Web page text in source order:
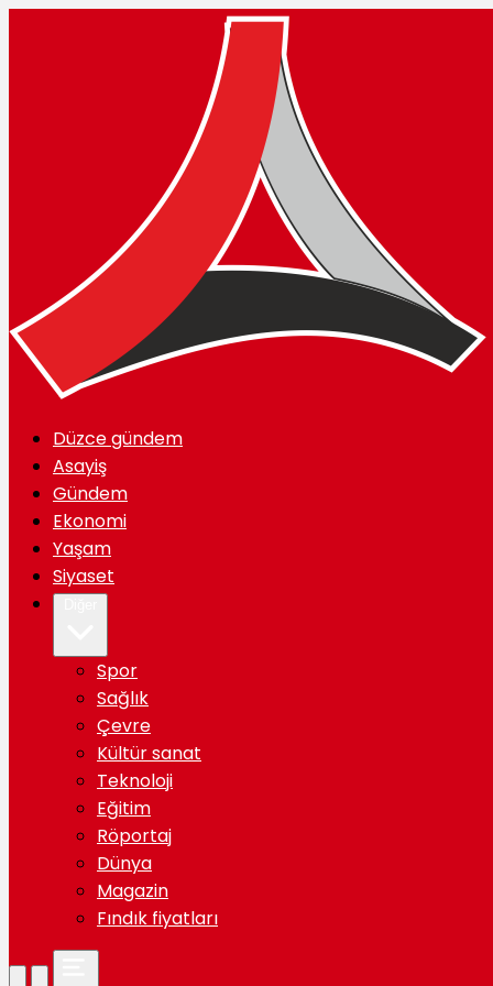
Düzce gündem
Asayiş
Gündem
Ekonomi
Yaşam
Siyaset
Spor
Sağlık
Çevre
Kültür sanat
Teknoloji
Eğitim
Röportaj
Dünya
Magazin
Fındık fiyatları